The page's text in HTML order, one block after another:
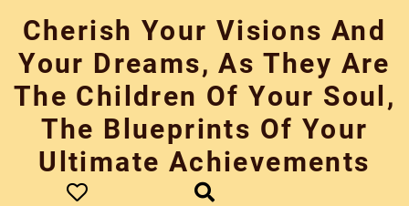
content
Cherish Your Visions And
Your Dreams, As They Are
The Children Of Your Soul,
The Blueprints Of Your
Ultimate Achievements